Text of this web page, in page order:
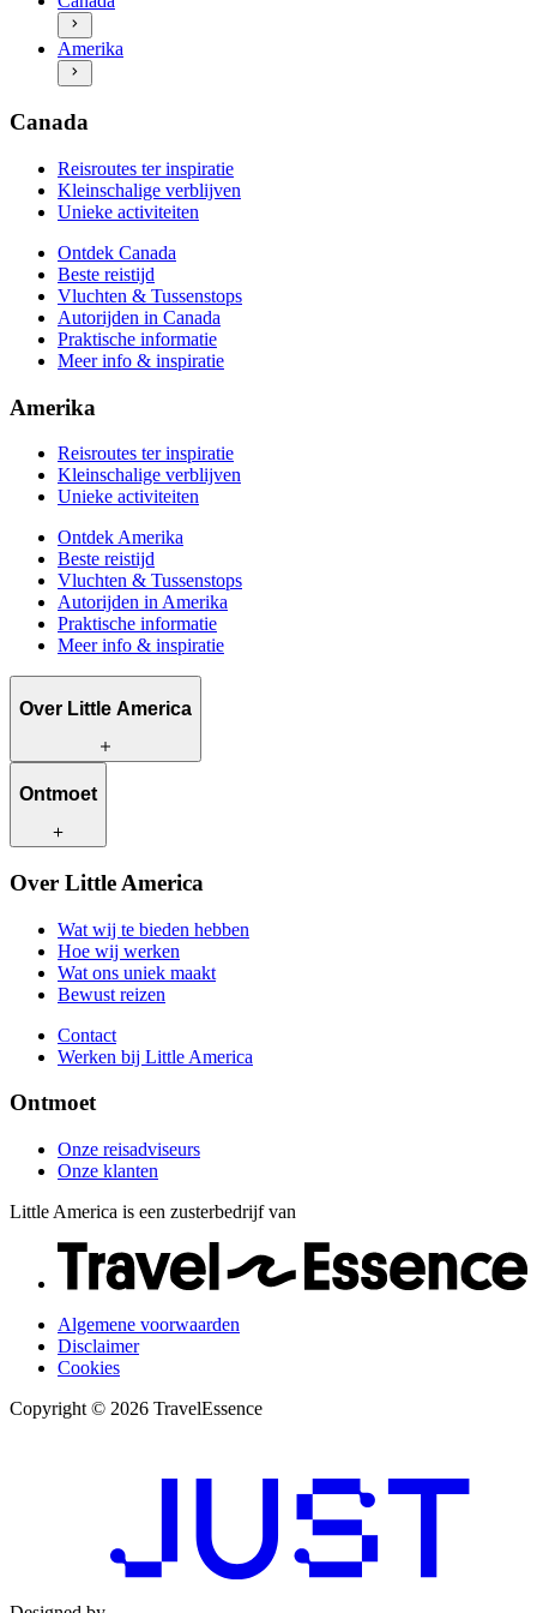
Autorijden in Canada
Praktische informatie
Meer info & inspiratie
Ontdek Amerika
Beste reistijd
Vluchten & Tussenstops
Praktische informatie
Amerika
Canada
Reisroutes ter inspiratie
Kleinschalige verblijven
Unieke activiteiten
Ontdek Canada
Beste reistijd
Vluchten & Tussenstops
Autorijden in Canada
Praktische informatie
Meer info & inspiratie
Amerika
Reisroutes ter inspiratie
Kleinschalige verblijven
Unieke activiteiten
Ontdek Amerika
Beste reistijd
Vluchten & Tussenstops
Autorijden in Amerika
Praktische informatie
Meer info & inspiratie
Over Little America
Wat wij te bieden hebben
Wat ons uniek maakt
Contact
Werken bij Little America
Ontmoet
Onze reisadviseurs
Over Little America
Wat wij te bieden hebben
Hoe wij werken
Wat ons uniek maakt
Bewust reizen
Contact
Werken bij Little America
Ontmoet
Onze reisadviseurs
Onze klanten
Little America is een zusterbedrijf van
Algemene voorwaarden
Disclaimer
Cookies
Copyright © 2026 TravelEssence